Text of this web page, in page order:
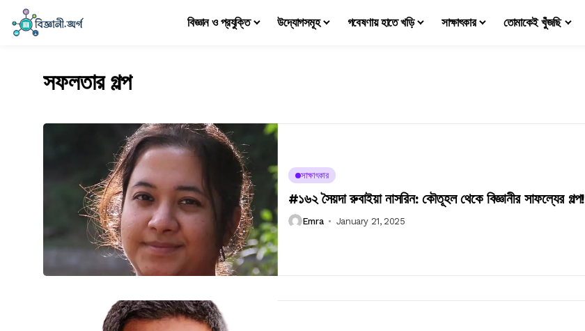
বিজ্ঞান ও প্রযুক্তি উদ্যোগসমূহ গবেষণায় হাতে খড়ি সাক্ষাৎকার তোমাকেই খুঁজছি
সফলতার গল্প
সাক্ষাৎকার
#১৬২ সৈয়দা রুবাইয়া নাসরিন: কৌতূহল থেকে বিজ্ঞানীর সাফল্যের গল্প!
Emra January 21, 2025